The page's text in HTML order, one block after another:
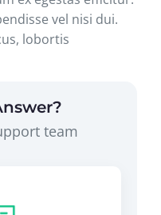
vel nisi dui.
lobortis
team